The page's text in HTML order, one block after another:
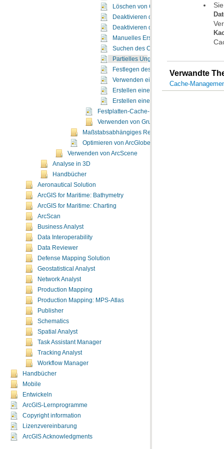
Löschen von Caches beim Beenden
Deaktivieren des Festplatten-Caches
Deaktivieren des Festplatten-Caches
Manuelles Erstellen eines Festplatten-
Suchen des Caches eines Layers auf
Partielles Ungültigmachen eines
Festlegen des Festplatten-Cache-
Verwenden eines Festplatten-Caches
Erstellen einer Layer-Datei im Ordner
Erstellen einer Layer-Datei im Ordner
Festplatten-Cache-Formate in ArcGlobe
Verwenden von Gruppen-Layer-Caches
Maßstabsabhängiges Rendern in ArcGlobe
Optimieren von ArcGlobe
Verwenden von ArcScene
Analyse in 3D
Handbücher
Aeronautical Solution
ArcGIS for Maritime: Bathymetry
ArcGIS for Maritime: Charting
ArcScan
Business Analyst
Data Interoperability
Data Reviewer
Defense Mapping Solution
Geostatistical Analyst
Network Analyst
Production Mapping
Production Mapping: MPS-Atlas
Publisher
Schematics
Spatial Analyst
Task Assistant Manager
Tracking Analyst
Workflow Manager
Handbücher
Mobile
Entwickeln
ArcGIS-Lernprogramme
Copyright information
Lizenzvereinbarung
ArcGIS Acknowledgments
Verwandte
Cache-